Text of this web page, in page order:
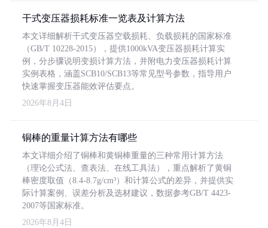
干式变压器损耗标准一览表及计算方法
本文详细解析干式变压器空载损耗、负载损耗的国家标准
（GB/T 10228-2015），提供1000kVA变压器损耗计算实
例，分步骤说明变损计算方法，并附电力变压器损耗计算
实例表格，涵盖SCB10/SCB13等常见型号参数，指导用户
快速掌握变压器能效评估要点。
2026年8月4日
铜棒的重量计算方法有哪些
本文详细介绍了铜棒和黄铜棒重量的三种常用计算方法
（理论公式法、查表法、在线工具法），重点解析了黄铜
棒密度取值（8.4-8.7g/cm³）和计算公式的差异，并提供实
际计算案例、误差分析及选材建议，数据参考GB/T 4423-
2007等国家标准。
2026年8月4日